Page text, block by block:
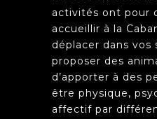
activités ont pour
accueillir à la
déplacer dans
proposer des
d’apporter à des
être physique,
affectif par